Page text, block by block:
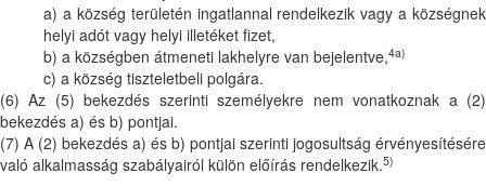
a) a község területén ingatlannal rendelkezik vagy a községnek
helyi adót vagy helyi illetéket fizet,
b) a községben átmeneti lakhelyre van bejelentve,4a)
c) a község tiszteletbeli polgára.
(6) Az (5) bekezdés szerinti személyekre nem vonatkoznak a (2)
bekezdés a) és b) pontjai.
(7) A (2) bekezdés a) és b) pontjai szerinti jogosultság érvényesítésére
való alkalmasság szabályairól külön előírás rendelkezik.5)